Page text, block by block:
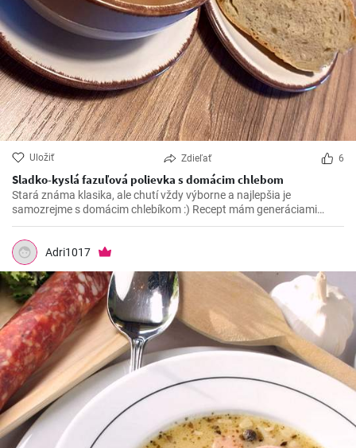
Uložiť Zdieľať 6
Sladko-kyslá fazuľová polievka s domácim chlebom
Stará známa klasika, ale chutí vždy výborne a najlepšia je
samozrejme s domácim chlebíkom :) Recept mám generáciami
overený od mami :)
Adri1017